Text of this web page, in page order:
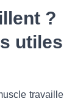
?
utiles
travaille